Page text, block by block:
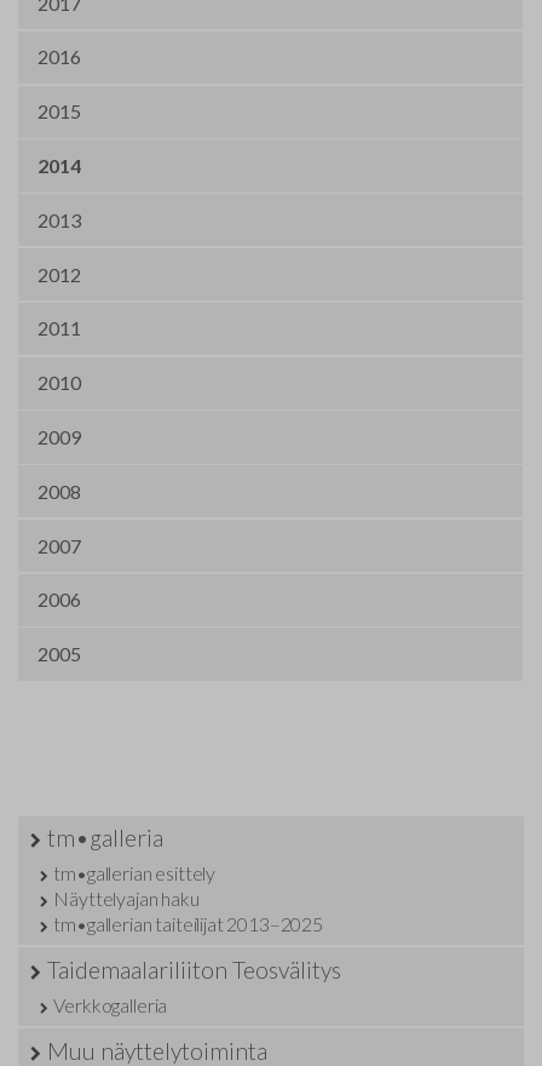
2016
2015
2014
2013
2012
2011
2010
2009
2008
2007
2006
2005
tm•galleria
tm•gallerian esittely
Näyttelyajan haku
tm•gallerian taiteilijat 2013–2025
Taidemaalariliiton Teosvälitys
Verkkogalleria
Muu näyttelytoiminta